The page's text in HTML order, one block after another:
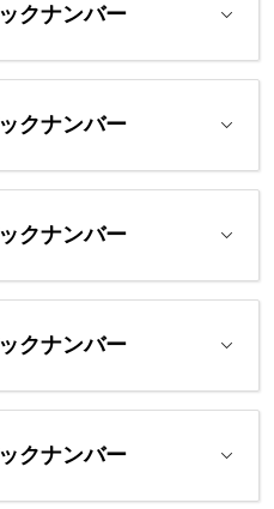
クナンバー
クナンバー
クナンバー
クナンバー
クナンバー